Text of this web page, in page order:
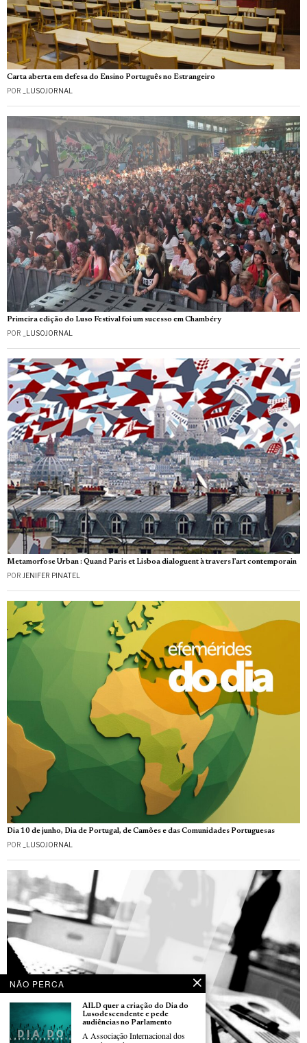
Carta aberta em defesa do Ensino Português no Estrangeiro
POR _LUSOJORNAL
Primeira edição do Luso Festival foi um sucesso em Chambéry
POR _LUSOJORNAL
Metamorfose Urban : Quand Paris et Lisboa dialoguent à travers l’art contemporain
POR JENIFER PINATEL
Dia 10 de junho, Dia de Portugal, de Camões e das Comunidades Portuguesas
POR _LUSOJORNAL
NÃO PERCA
AILD quer a criação do Dia do
Lusodescendente e pede
audiências no Parlamento
A Associação Internacional dos